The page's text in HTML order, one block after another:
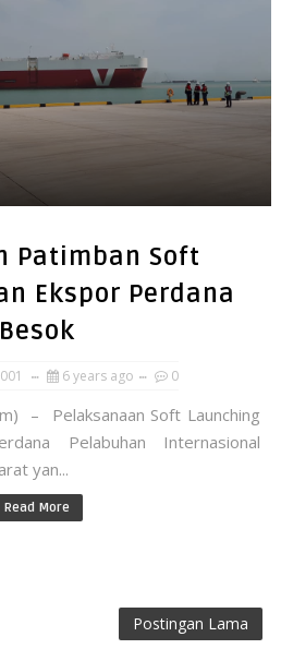
Patimban Soft
Ekspor Perdana
Besok
6 years ago 0
– Pelaksanaan Soft Launching
Pelabuhan Internasional
yan...
Read More
Postingan Lama